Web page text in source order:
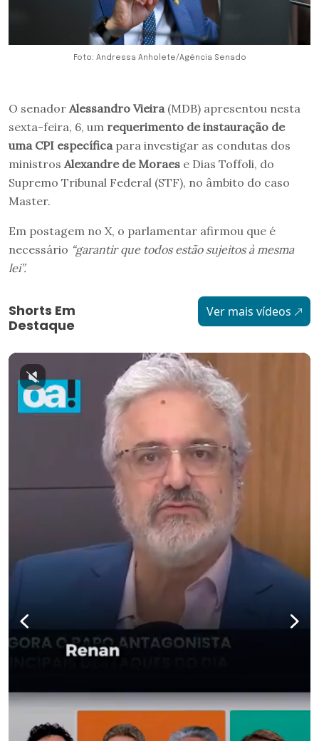
Foto: Andressa Anholete/Agência Senado
O senador Alessandro Vieira (MDB) apresentou nesta
sexta-feira, 6, um requerimento de instauração de
uma CPI específica para investigar as condutas dos
ministros Alexandre de Moraes e Dias Toffoli, do
Supremo Tribunal Federal (STF), no âmbito do caso
Master.
Em postagem no X, o parlamentar afirmou que é
necessário “garantir que todos estão sujeitos à mesma
lei”.
Shorts Em
Destaque
Ver mais vídeos